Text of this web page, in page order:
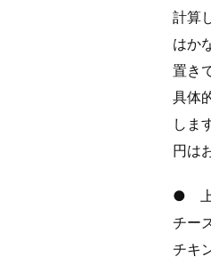
計算
はか
置き
具体
しま
円は
● 上
チー
チキ